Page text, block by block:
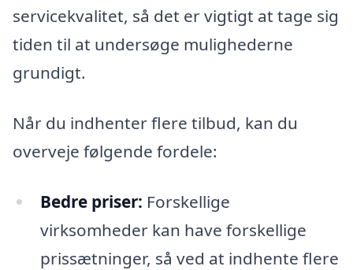
servicekvalitet, så det er vigtigt at tage sig
tiden til at undersøge mulighederne
grundigt.
Når du indhenter flere tilbud, kan du
overveje følgende fordele:
Bedre priser: Forskellige
virksomheder kan have forskellige
prissætninger, så ved at indhente flere